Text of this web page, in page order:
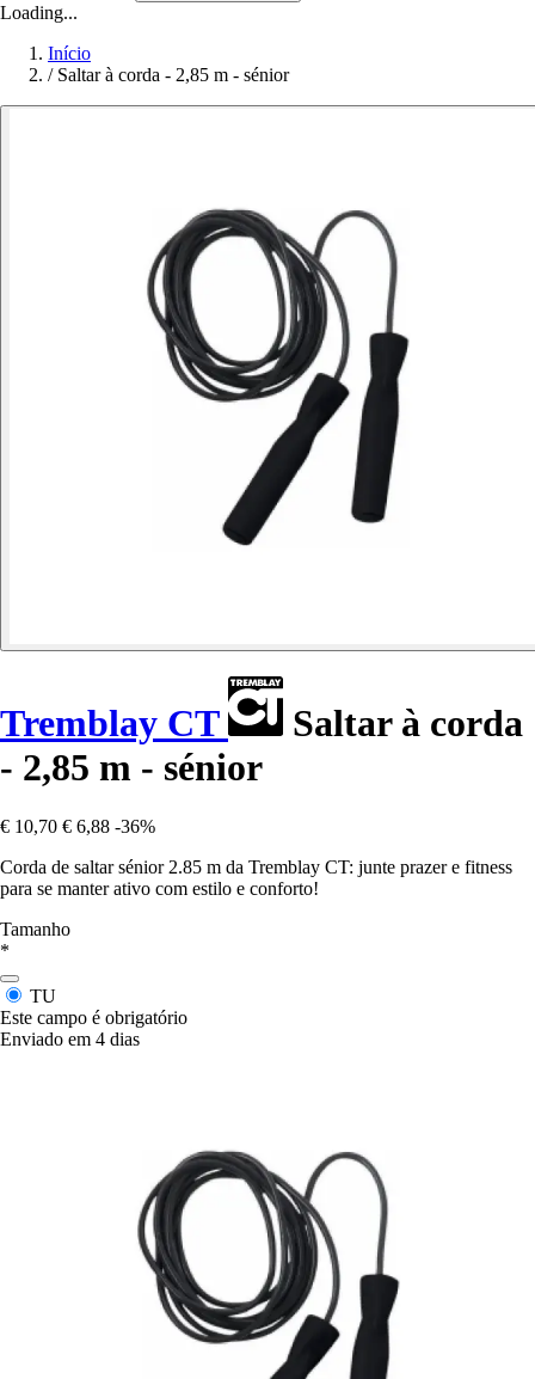
Loading...
Início
/ Saltar à corda - 2,85 m - sénior
Tremblay CT
Saltar à corda
- 2,85 m - sénior
€ 10,70 € 6,88 -36%
Corda de saltar sénior 2.85 m da Tremblay CT: junte prazer e fitness
para se manter ativo com estilo e conforto!
Tamanho
*
TU
Este campo é obrigatório
Enviado em 4 dias